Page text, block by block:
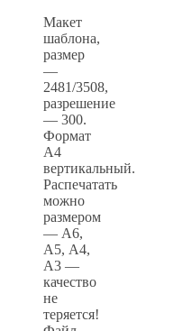
Макет
шаблона,
размер
—
2481/3508,
разрешение
— 300.
Формат
А4
вертикальный.
Распечатать
можно
размером
— А6,
А5, А4,
А3 —
качество
не
теряется!